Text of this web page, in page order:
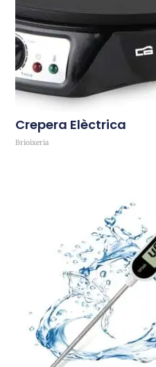
Crepera Elèctrica
Brioixeria